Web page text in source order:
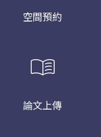
空間預約
menu_book
論文上傳